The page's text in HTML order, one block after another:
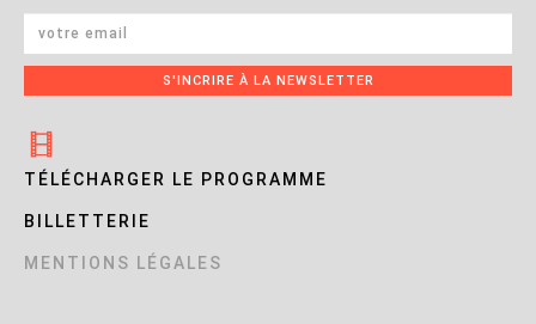
TÉLÉCHARGER LE PROGRAMME
BILLETTERIE
MENTIONS LÉGALES